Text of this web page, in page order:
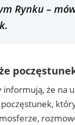
Rynku –
informują, że na
poczęstunek,